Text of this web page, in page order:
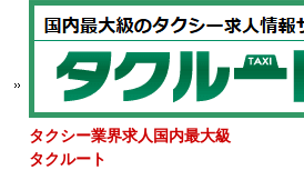
タクシー業界求人国内最大級
タクルート